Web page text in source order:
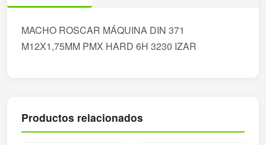
MACHO ROSCAR MÁQUINA DIN 371
M12X1,75MM PMX HARD 6H 3230 IZAR
Productos relacionados